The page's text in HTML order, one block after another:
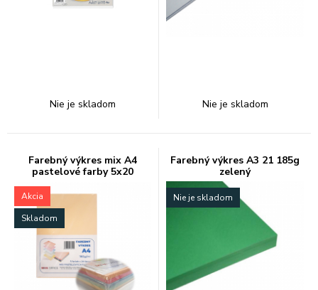
Nie je skladom Nie je skladom
Farebný výkres mix A4
pastelové farby 5x20
Akcia
Skladom
Farebný výkres A3 21 185g
zelený
Nie je skladom